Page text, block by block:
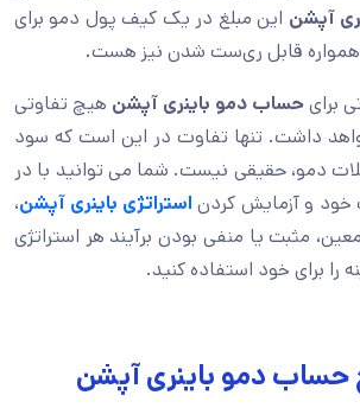
آپشن این مبلغ در یک کیف پول دمو برای
قابل ری‌ست شدن نیز هست.
برایحساب دمو باینری آپشن هیچ تفاوتی
داشت. تنها تفاوت در این است که سود
دمو، حقیقی نیست. شما می توانید با در
خود و آزمایش کردن استراتژی باینری آپشن،
مثبت یا منفی بودن برآیند هر استراتژی
را برای خود استفاده کنید.
حساب دمو باینری آپشن